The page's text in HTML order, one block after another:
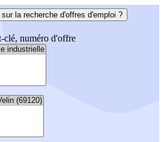
sur la recherche d'offres d'emploi ?
clé, numéro d'offre